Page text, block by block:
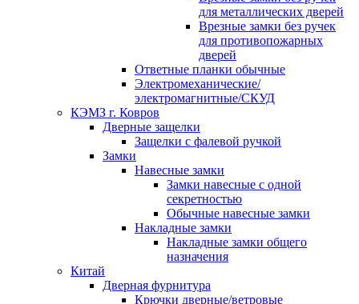
для металлических дверей
Врезные замки без ручек
для противопожарных
дверей
Ответные планки обычные
Электромеханические/
электромагнитные/СКУД
КЭМЗ г. Ковров
Дверные защелки
Защелки с фалевой ручкой
Замки
Навесные замки
Замки навесные с одной
секретностью
Обычные навесные замки
Накладные замки
Накладные замки общего
назначения
Китай
Дверная фурнитура
Крючки дверные/ветровые